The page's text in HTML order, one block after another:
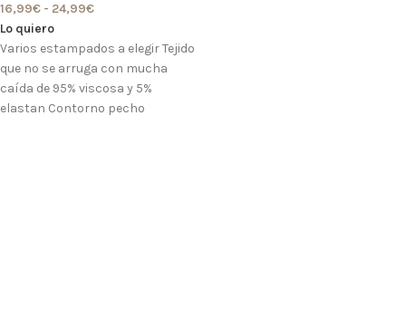
16,99€ - 24,99€
Lo quiero
Varios estampados a elegir Tejido
que no se arruga con mucha
caída de 95% viscosa y 5%
elastan Contorno pecho